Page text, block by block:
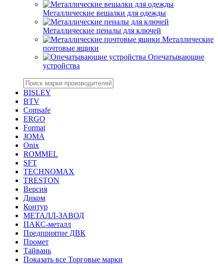
Металлические вешалки для одежды
Металлические пеналы для ключей
Металлические
почтовые ящики
Опечатывающие
устройства
BISLEY
BTV
Comsafe
ERGO
Format
JOMA
Onix
ROMMEL
SFT
TECHNOMAX
TRESTON
Версия
Диком
Контур
МЕТАЛЛ-ЗАВОД
ПАКС-металл
Предприятие ДВК
Промет
Тайвань
Показать все Торговые марки